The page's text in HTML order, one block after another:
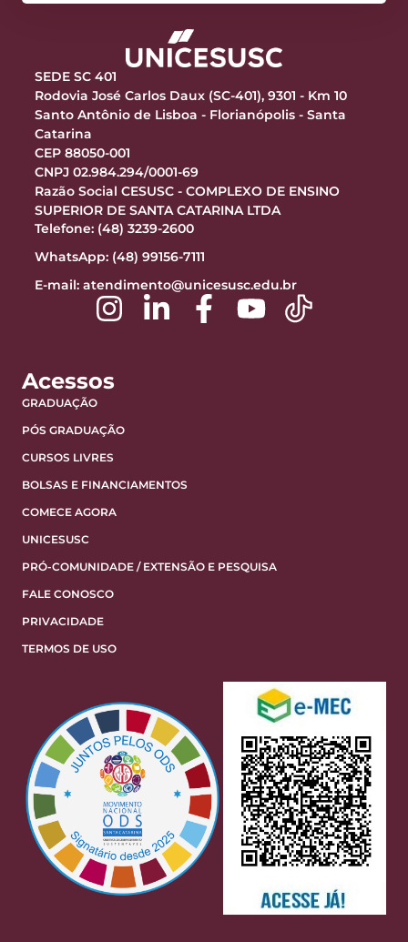
SEDE SC 401
Rodovia José Carlos Daux (SC-401), 9301 - Km 10
Santo Antônio de Lisboa - Florianópolis - Santa
Catarina
CEP 88050-001
CNPJ 02.984.294/0001-69
Razão Social CESUSC - COMPLEXO DE ENSINO
SUPERIOR DE SANTA CATARINA LTDA
Telefone: (48) 3239-2600
WhatsApp: (48) 99156-7111
E-mail: atendimento@unicesusc.edu.br
Acessos
GRADUAÇÃO
PÓS GRADUAÇÃO
CURSOS LIVRES
BOLSAS E FINANCIAMENTOS
COMECE AGORA
UNICESUSC
PRÓ-COMUNIDADE / EXTENSÃO E PESQUISA
FALE CONOSCO
PRIVACIDADE
TERMOS DE USO